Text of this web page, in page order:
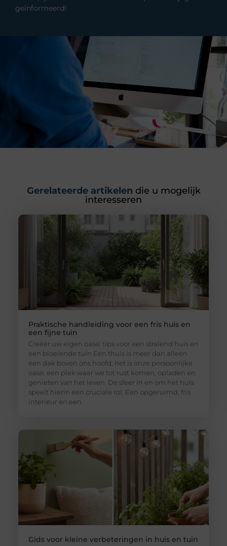
geïnformeerd!
Gerelateerde artikelen die u mogelijk
interesseren
Praktische handleiding voor een fris huis en
een fijne tuin
Creëer uw eigen oase: tips voor een stralend huis en
een bloeiende tuin Een thuis is meer dan alleen
een dak boven ons hoofd; het is onze persoonlijke
oase, een plek waar we tot rust komen, opladen en
genieten van het leven. De sfeer in en om het huis
speelt hierin een cruciale rol. Een opgeruimd, fris
interieur en een
Gids voor kleine verbeteringen in huis en tuin